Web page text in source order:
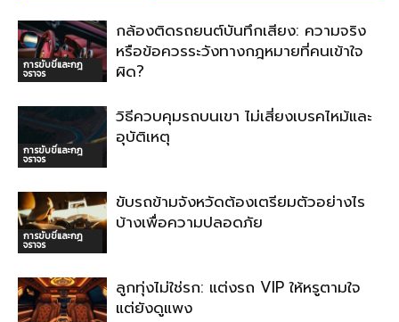
การขับขี่และกฎ
จราจร
กล้องติดรถยนต์บันทึกเสียง: ความจริง
หรือข้อควรระวังทางกฎหมายที่คนเข้าใจ
ผิด?
การขับขี่และกฎ
จราจร
วิธีควบคุมรถบนเขา ไม่เสี่ยงเบรคไหม้และ
อุบัติเหตุ
การขับขี่และกฎ
จราจร
ขับรถข้ามจังหวัดต้องเตรียมตัวอย่างไร
บ้างเพื่อความปลอดภัย
ลูกทุ่งไม่ใช่รก: แต่งรถ VIP ให้หรูตามใจ
แต่ยังดูแพง